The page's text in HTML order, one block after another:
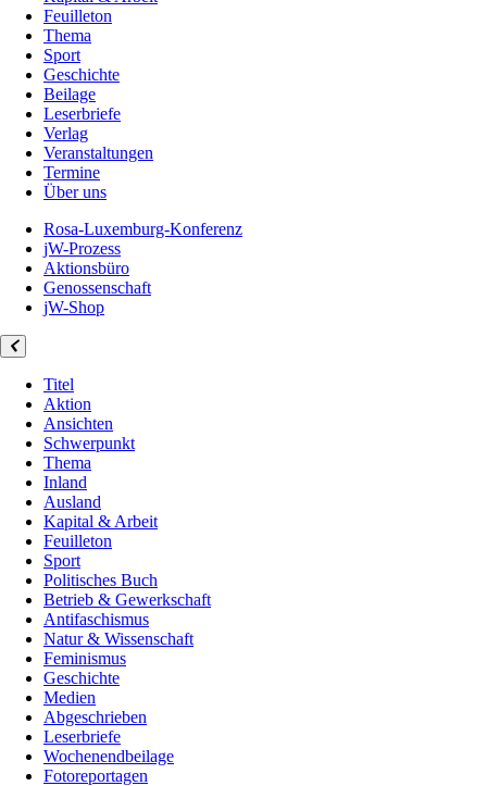
Feuilleton
Thema
Sport
Geschichte
Beilage
Leserbriefe
Verlag
Veranstaltungen
Termine
Über uns
Rosa-Luxemburg-Konferenz
jW-Prozess
Aktionsbüro
Genossenschaft
jW-Shop
Titel
Aktion
Ansichten
Schwerpunkt
Thema
Inland
Ausland
Kapital & Arbeit
Feuilleton
Sport
Politisches Buch
Betrieb & Gewerkschaft
Antifaschismus
Natur & Wissenschaft
Feminismus
Geschichte
Medien
Abgeschrieben
Leserbriefe
Wochenendbeilage
Fotoreportagen